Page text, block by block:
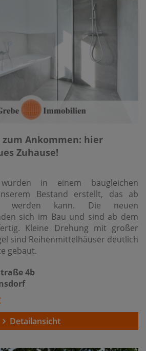
zum Ankommen: hier
Zuhause!
in einem baugleichen
Bestand erstellt, das ab
werden kann. Die neuen
sich im Bau und sind ab dem
Kleine Drehung mit großer
sind Reihenmittelhäuser deutlich
gebaut.
4b
Detailansicht